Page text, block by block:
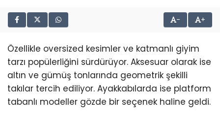
- +
Özellikle oversized kesimler ve katmanlı giyim
tarzı popülerliğini sürdürüyor. Aksesuar olarak ise
altın ve gümüş tonlarında geometrik şekilli
takılar tercih ediliyor. Ayakkabılarda ise platform
tabanlı modeller gözde bir seçenek haline geldi.